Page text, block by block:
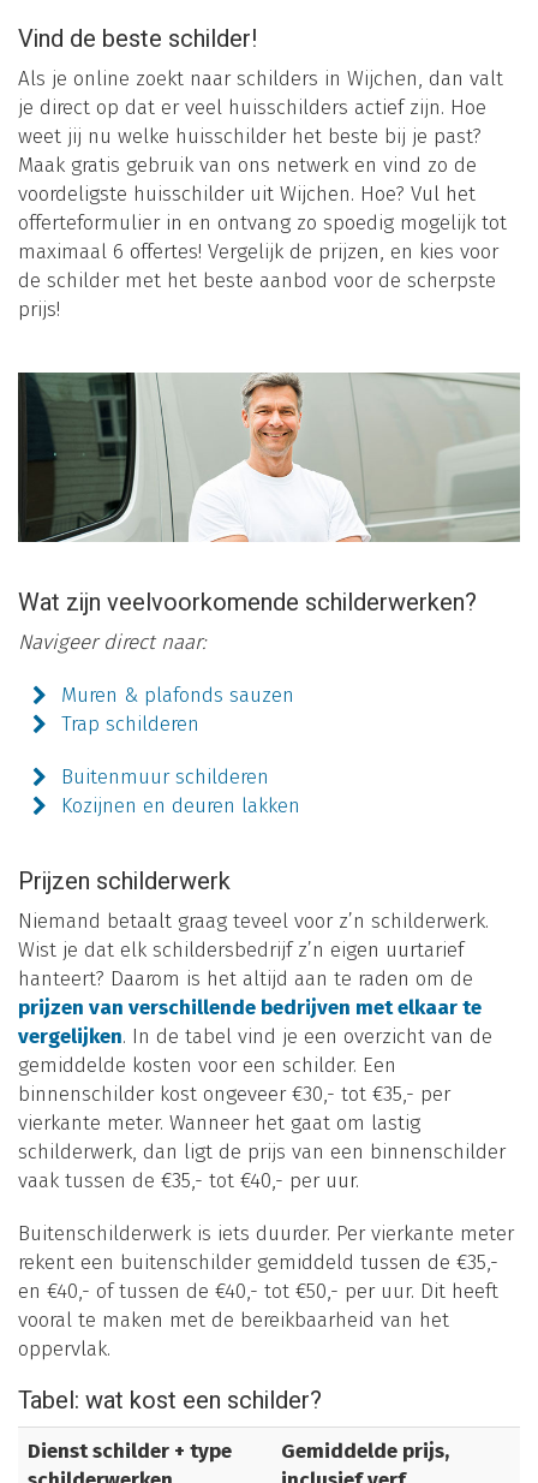
Vind de beste schilder!
Als je online zoekt naar schilders in Wijchen, dan valt
je direct op dat er veel huisschilders actief zijn. Hoe
weet jij nu welke huisschilder het beste bij je past?
Maak gratis gebruik van ons netwerk en vind zo de
voordeligste huisschilder uit Wijchen. Hoe? Vul het
offerteformulier in en ontvang zo spoedig mogelijk tot
maximaal 6 offertes! Vergelijk de prijzen, en kies voor
de schilder met het beste aanbod voor de scherpste
prijs!
Wat zijn veelvoorkomende schilderwerken?
Navigeer direct naar:
Muren & plafonds sauzen
Trap schilderen
Buitenmuur schilderen
Kozijnen en deuren lakken
Prijzen schilderwerk
Niemand betaalt graag teveel voor z’n schilderwerk.
Wist je dat elk schildersbedrijf z’n eigen uurtarief
hanteert? Daarom is het altijd aan te raden om de
prijzen van verschillende bedrijven met elkaar te
vergelijken. In de tabel vind je een overzicht van de
gemiddelde kosten voor een schilder. Een
binnenschilder kost ongeveer €30,- tot €35,- per
vierkante meter. Wanneer het gaat om lastig
schilderwerk, dan ligt de prijs van een binnenschilder
vaak tussen de €35,- tot €40,- per uur.
Buitenschilderwerk is iets duurder. Per vierkante meter
rekent een buitenschilder gemiddeld tussen de €35,-
en €40,- of tussen de €40,- tot €50,- per uur. Dit heeft
vooral te maken met de bereikbaarheid van het
oppervlak.
Tabel: wat kost een schilder?
Dienst schilder + type
Gemiddelde prijs,